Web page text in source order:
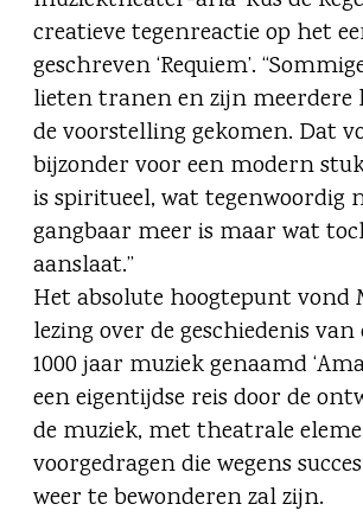
creatieve tegenreactie op het
geschreven ‘Requiem’.
lieten tranen en zijn meerdere
de voorstelling gekomen. Dat
bijzonder voor een modern
is spiritueel, wat tegenwoordig
gangbaar meer is maar wat
aanslaat.”
Het absolute hoogtepunt vond
lezing over de geschiedenis
1000 jaar muziek genaamd
een eigentijdse reis door de
de muziek, met theatrale
voorgedragen die wegens
weer te bewonderen zal zijn.